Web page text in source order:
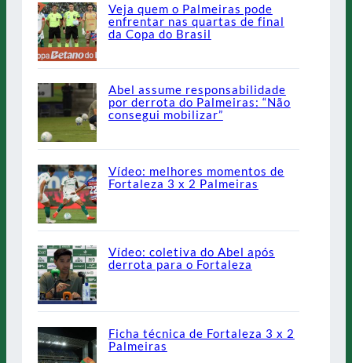
Veja quem o Palmeiras pode
enfrentar nas quartas de final
da Copa do Brasil
Abel assume responsabilidade
por derrota do Palmeiras: “Não
consegui mobilizar”
Vídeo: melhores momentos de
Fortaleza 3 x 2 Palmeiras
Vídeo: coletiva do Abel após
derrota para o Fortaleza
Ficha técnica de Fortaleza 3 x 2
Palmeiras